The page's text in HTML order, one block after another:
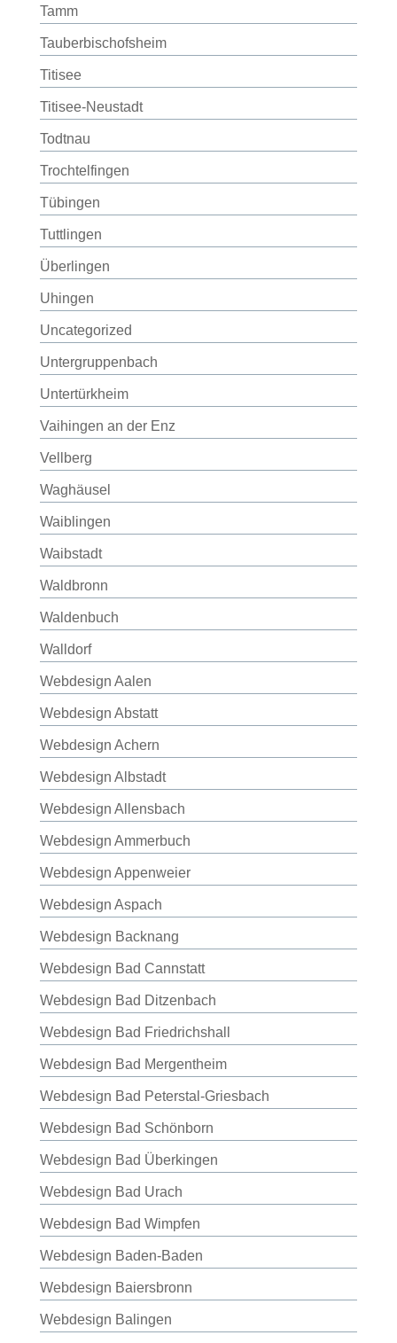
Tamm
Tauberbischofsheim
Titisee
Titisee-Neustadt
Todtnau
Trochtelfingen
Tübingen
Tuttlingen
Überlingen
Uhingen
Uncategorized
Untergruppenbach
Untertürkheim
Vaihingen an der Enz
Vellberg
Waghäusel
Waiblingen
Waibstadt
Waldbronn
Waldenbuch
Walldorf
Webdesign Aalen
Webdesign Abstatt
Webdesign Achern
Webdesign Albstadt
Webdesign Allensbach
Webdesign Ammerbuch
Webdesign Appenweier
Webdesign Aspach
Webdesign Backnang
Webdesign Bad Cannstatt
Webdesign Bad Ditzenbach
Webdesign Bad Friedrichshall
Webdesign Bad Mergentheim
Webdesign Bad Peterstal-Griesbach
Webdesign Bad Schönborn
Webdesign Bad Überkingen
Webdesign Bad Urach
Webdesign Bad Wimpfen
Webdesign Baden-Baden
Webdesign Baiersbronn
Webdesign Balingen